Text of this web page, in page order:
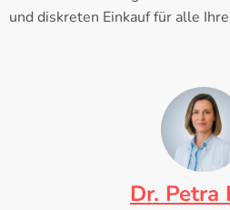
und diskreten Einkauf für alle
Dr. Petra